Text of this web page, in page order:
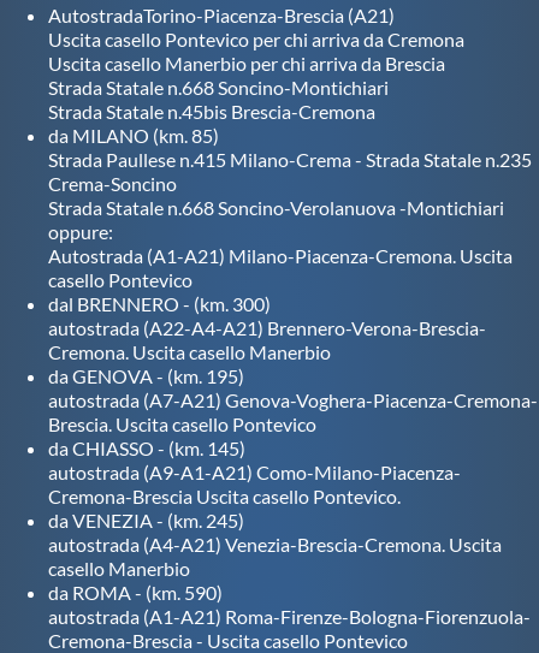
Cookie Policy
Archivio News
Flash News
Galleria fotografica
Videogallery
Intranet
Webmail
Contatti
Mappa del sito
AutostradaTorino-Piacenza-Brescia (A21)
Uscita casello Pontevico per chi arriva da Cremona
Uscita casello Manerbio per chi arriva da Brescia
Strada Statale n.668 Soncino-Montichiari
Strada Statale n.45bis Brescia-Cremona
da MILANO (km. 85)
Strada Paullese n.415 Milano-Crema - Strada Statale n.235
Crema-Soncino
Strada Statale n.668 Soncino-Verolanuova -Montichiari
oppure:
Autostrada (A1-A21) Milano-Piacenza-Cremona. Uscita
casello Pontevico
dal BRENNERO - (km. 300)
autostrada (A22-A4-A21) Brennero-Verona-Brescia-
Cremona. Uscita casello Manerbio
da GENOVA - (km. 195)
autostrada (A7-A21) Genova-Voghera-Piacenza-Cremona-
Brescia. Uscita casello Pontevico
da CHIASSO - (km. 145)
autostrada (A9-A1-A21) Como-Milano-Piacenza-
Cremona-Brescia Uscita casello Pontevico.
da VENEZIA - (km. 245)
autostrada (A4-A21) Venezia-Brescia-Cremona. Uscita
casello Manerbio
da ROMA - (km. 590)
autostrada (A1-A21) Roma-Firenze-Bologna-Fiorenzuola-
Cremona-Brescia - Uscita casello Pontevico